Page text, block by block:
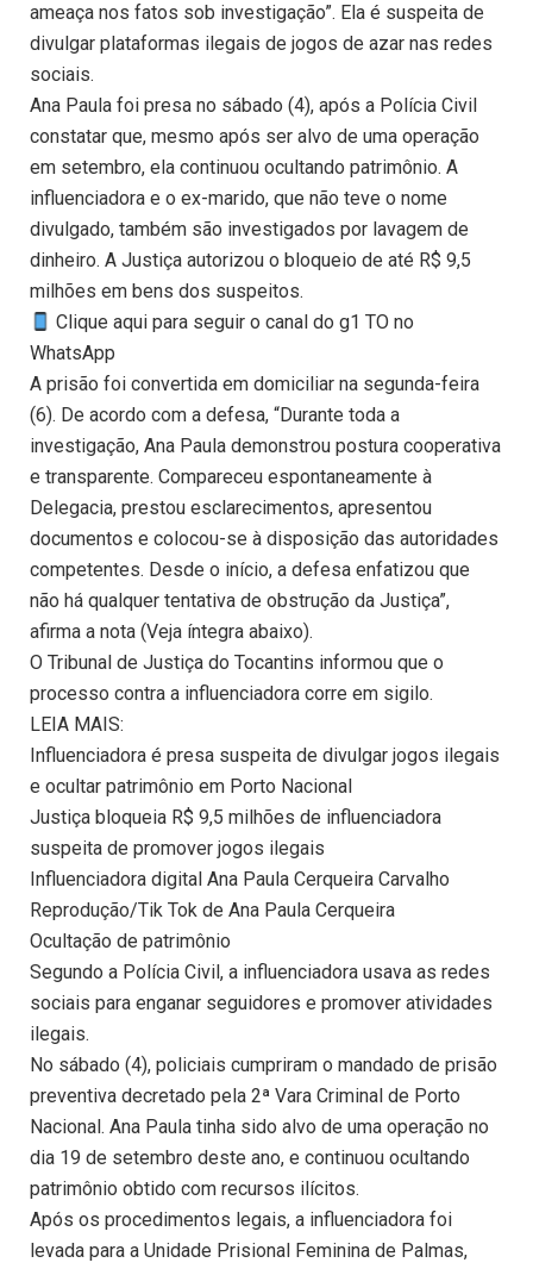
ameaça nos fatos sob investigação”. Ela é suspeita de
divulgar plataformas ilegais de jogos de azar nas redes
sociais.
Ana Paula foi presa no sábado (4), após a Polícia Civil
constatar que, mesmo após ser alvo de uma operação
em setembro, ela continuou ocultando patrimônio. A
influenciadora e o ex-marido, que não teve o nome
divulgado, também são investigados por lavagem de
dinheiro. A Justiça autorizou o bloqueio de até R$ 9,5
milhões em bens dos suspeitos.
Clique aqui para seguir o canal do g1 TO no
WhatsApp
A prisão foi convertida em domiciliar na segunda-feira
(6). De acordo com a defesa, “Durante toda a
investigação, Ana Paula demonstrou postura cooperativa
e transparente. Compareceu espontaneamente à
Delegacia, prestou esclarecimentos, apresentou
documentos e colocou-se à disposição das autoridades
competentes. Desde o início, a defesa enfatizou que
não há qualquer tentativa de obstrução da Justiça”,
afirma a nota (Veja íntegra abaixo).
O Tribunal de Justiça do Tocantins informou que o
processo contra a influenciadora corre em sigilo.
LEIA MAIS:
Influenciadora é presa suspeita de divulgar jogos ilegais
e ocultar patrimônio em Porto Nacional
Justiça bloqueia R$ 9,5 milhões de influenciadora
suspeita de promover jogos ilegais
Influenciadora digital Ana Paula Cerqueira Carvalho
Reprodução/Tik Tok de Ana Paula Cerqueira
Ocultação de patrimônio
Segundo a Polícia Civil, a influenciadora usava as redes
sociais para enganar seguidores e promover atividades
ilegais.
No sábado (4), policiais cumpriram o mandado de prisão
preventiva decretado pela 2ª Vara Criminal de Porto
Nacional. Ana Paula tinha sido alvo de uma operação no
dia 19 de setembro deste ano, e continuou ocultando
patrimônio obtido com recursos ilícitos.
Após os procedimentos legais, a influenciadora foi
levada para a Unidade Prisional Feminina de Palmas,